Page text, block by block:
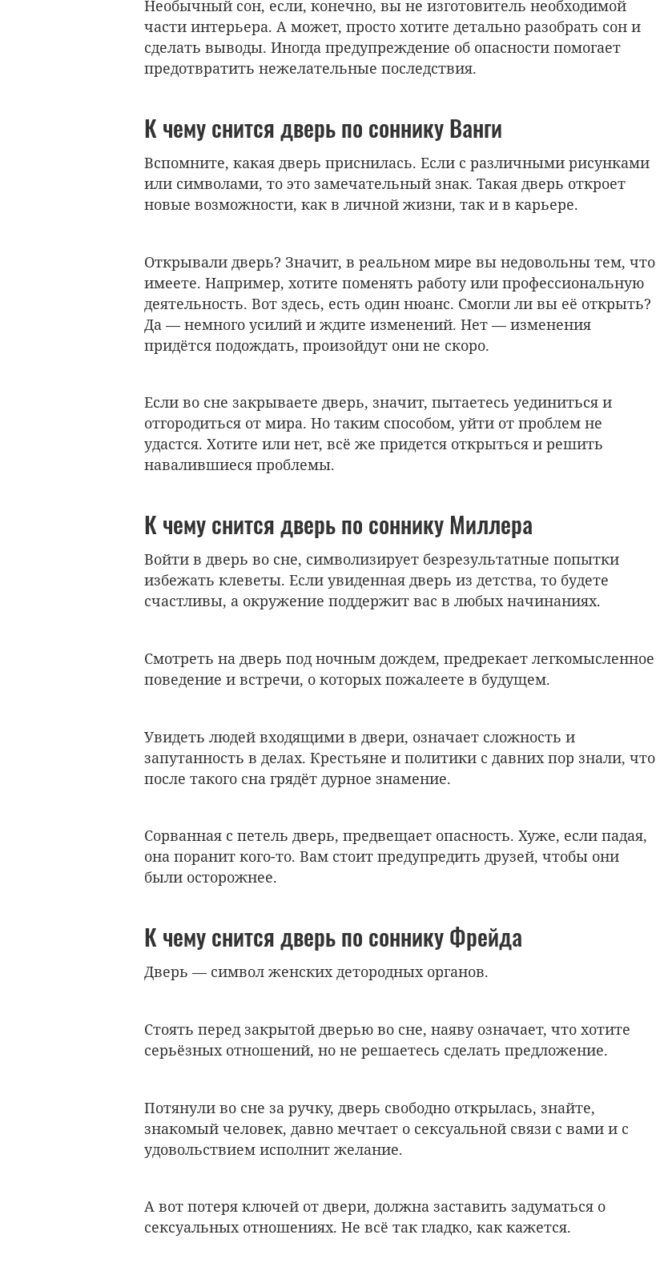
Необычный сон, если, конечно, вы не изготовитель необходимой
части интерьера. А может, просто хотите детально разобрать сон и
сделать выводы. Иногда предупреждение об опасности помогает
предотвратить нежелательные последствия.
К чему снится дверь по соннику Ванги
Вспомните, какая дверь приснилась. Если с различными рисунками
или символами, то это замечательный знак. Такая дверь откроет
новые возможности, как в личной жизни, так и в карьере.
Открывали дверь? Значит, в реальном мире вы недовольны тем, что
имеете. Например, хотите поменять работу или профессиональную
деятельность. Вот здесь, есть один нюанс. Смогли ли вы её открыть?
Да — немного усилий и ждите изменений. Нет — изменения
придётся подождать, произойдут они не скоро.
Если во сне закрываете дверь, значит, пытаетесь уединиться и
отгородиться от мира. Но таким способом, уйти от проблем не
удастся. Хотите или нет, всё же придется открыться и решить
навалившиеся проблемы.
К чему снится дверь по соннику Миллера
Войти в дверь во сне, символизирует безрезультатные попытки
избежать клеветы. Если увиденная дверь из детства, то будете
счастливы, а окружение поддержит вас в любых начинаниях.
Смотреть на дверь под ночным дождем, предрекает легкомысленное
поведение и встречи, о которых пожалеете в будущем.
Увидеть людей входящими в двери, означает сложность и
запутанность в делах. Крестьяне и политики с давних пор знали, что
после такого сна грядёт дурное знамение.
Сорванная с петель дверь, предвещает опасность. Хуже, если падая,
она поранит кого-то. Вам стоит предупредить друзей, чтобы они
были осторожнее.
К чему снится дверь по соннику Фрейда
Дверь — символ женских детородных органов.
Стоять перед закрытой дверью во сне, наяву означает, что хотите
серьёзных отношений, но не решаетесь сделать предложение.
Потянули во сне за ручку, дверь свободно открылась, знайте,
знакомый человек, давно мечтает о сексуальной связи с вами и с
удовольствием исполнит желание.
А вот потеря ключей от двери, должна заставить задуматься о
сексуальных отношениях. Не всё так гладко, как кажется.